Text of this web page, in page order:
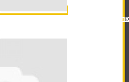
в ж/б стене под розетку,